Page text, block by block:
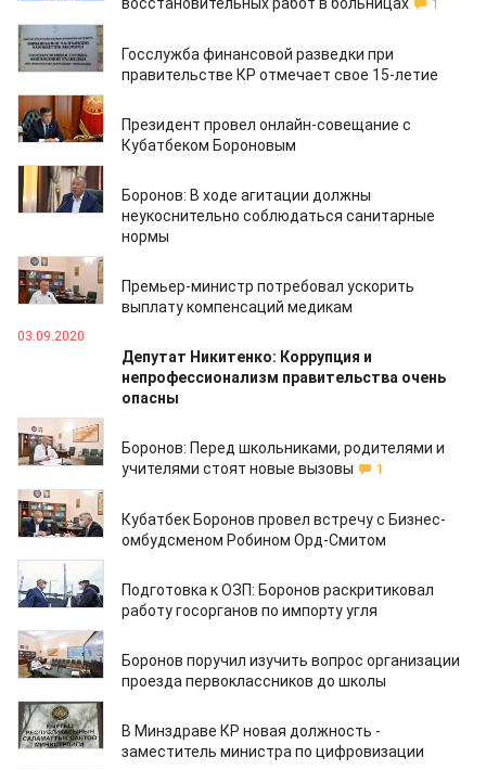
1
08.09.2020
Госслужба финансовой разведки при
правительстве КР отмечает свое 15-летие
07.09.2020
Президент провел онлайн-совещание с
Кубатбеком Бороновым
07.09.2020
Боронов: В ходе агитации должны
неукоснительно соблюдаться санитарные
нормы
03.09.2020
Премьер-министр потребовал ускорить
выплату компенсаций медикам
03.09.2020
Депутат Никитенко: Коррупция и
непрофессионализм правительства очень
опасны
01.09.2020
Боронов: Перед школьниками, родителями и
учителями стоят новые вызовы
1
29.08.2020
Кубатбек Боронов провел встречу с Бизнес-
омбудсменом Робином Орд-Смитом
28.08.2020
Подготовка к ОЗП: Боронов раскритиковал
работу госорганов по импорту угля
27.08.2020
Боронов поручил изучить вопрос организации
проезда первоклассников до школы
25.08.2020
В Минздраве КР новая должность -
заместитель министра по цифровизации